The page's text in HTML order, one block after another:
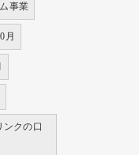
事業
月
ンクの口